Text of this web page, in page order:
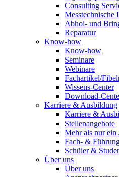
Consulting
Messtechnische
Abhol- und
Reparatur
Know-how
Know-how
Seminare
Webinare
Fachartikel/
Wissens-Center
Download-
Karriere & Ausbildung
Karriere &
Stellenangebote
Mehr als nur ein
Fach- &
Schüler &
Über uns
Über uns